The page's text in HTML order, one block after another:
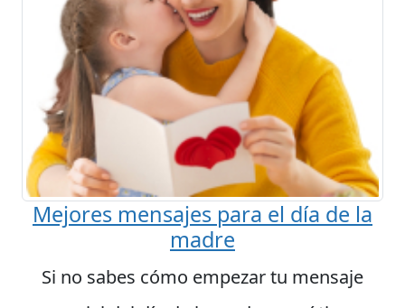
Mejores mensajes para el día de la
madre
Si no sabes cómo empezar tu mensaje